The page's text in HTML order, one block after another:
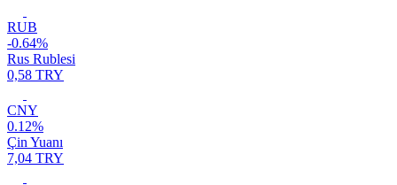
RUB
-0.64%
Rus Rublesi
0,58 TRY
CNY
0.12%
Çin Yuanı
7,04 TRY